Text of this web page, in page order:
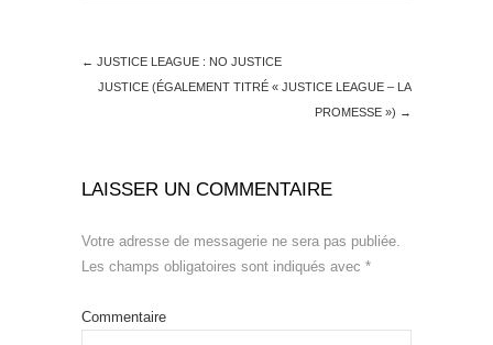
← JUSTICE LEAGUE : NO JUSTICE
JUSTICE (ÉGALEMENT TITRÉ « JUSTICE LEAGUE – LA
PROMESSE ») →
LAISSER UN COMMENTAIRE
Votre adresse de messagerie ne sera pas publiée.
Les champs obligatoires sont indiqués avec *
Commentaire